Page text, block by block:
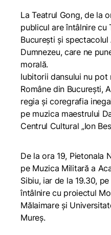
La Teatrul Gong, de la
publicul are întâlnire cu
București și spectacolul
Dumnezeu, care ne
morală.
Iubitorii dansului nu
Române din București,
regia și coregrafia
pe muzica maestrului
Centrul Cultural „Ion
De la ora 19, Pietonala
pe Muzica Militară a
Sibiu, iar de la 19.30,
întâlnire cu proiectul
Mălaimare și
Mureș.